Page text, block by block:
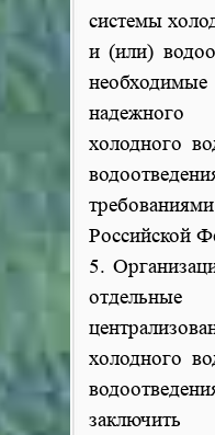
системы
и (или)
надежного
холодного
Российской
5.
холодного
заключить